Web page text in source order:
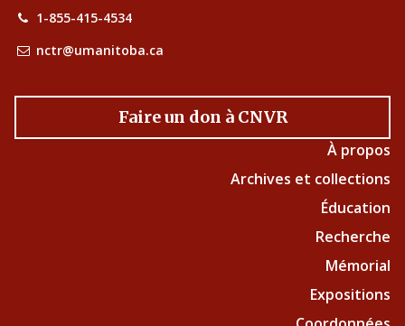
1-855-415-4534
nctr@umanitoba.ca
Faire un don à CNVR
À propos
Archives et collections
Éducation
Recherche
Mémorial
Expositions